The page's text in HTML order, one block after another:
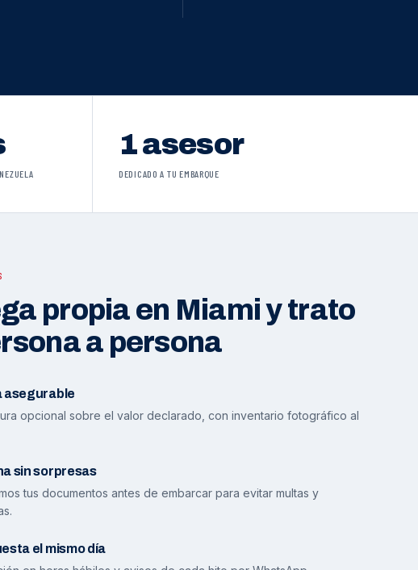
1 asesor
DEDICADO A TU EMBARQUE
propia en Miami y trato
a persona
asegurable
opcional sobre el valor declarado, con inventario fotográfico al
sin sorpresas
tus documentos antes de embarcar para evitar multas y
el mismo día